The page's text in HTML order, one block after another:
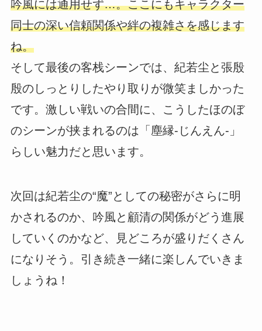
吟風には通用せず…。ここにもキャラクター
同士の深い信頼関係や絆の複雑さを感じます
ね。
そして最後の客栈シーンでは、紀若尘と張殷
殷のしっとりしたやり取りが微笑ましかった
です。激しい戦いの合間に、こうしたほのぼ
のシーンが挟まれるのは「塵縁-じんえん-」
らしい魅力だと思います。
次回は紀若尘の“魔”としての秘密がさらに明
かされるのか、吟風と顧清の関係がどう進展
していくのかなど、見どころが盛りだくさん
になりそう。引き続き一緒に楽しんでいきま
しょうね！